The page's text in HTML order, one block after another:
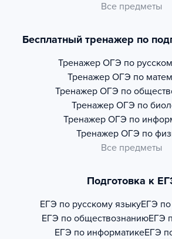
Все предметы
Бесплатный тренажер по
Тренажер ОГЭ по
Тренажер ОГЭ по
Тренажер ОГЭ по
Тренажер ОГЭ по
Тренажер ОГЭ по
Тренажер ОГЭ по
Все предметы
Подготовка к
ЕГЭ по русскому языкуЕГЭ по
ЕГЭ по обществознаниюЕГЭ
ЕГЭ по информатикеЕГЭ